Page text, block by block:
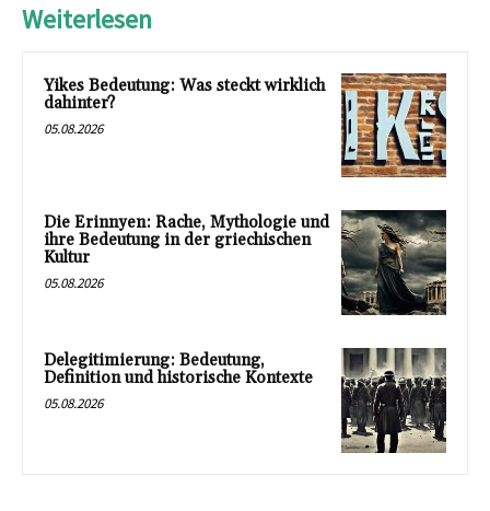
Weiterlesen
Yikes Bedeutung: Was steckt wirklich
dahinter?
05.08.2026
Die Erinnyen: Rache, Mythologie und
ihre Bedeutung in der griechischen
Kultur
05.08.2026
Delegitimierung: Bedeutung,
Definition und historische Kontexte
05.08.2026